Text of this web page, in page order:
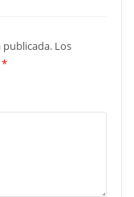
publicada. Los
*